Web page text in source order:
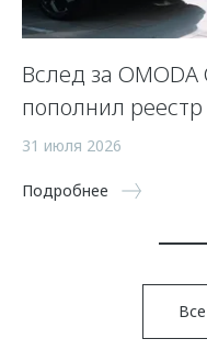
Вслед за
пополнил
31 июля 2026
Подробнее